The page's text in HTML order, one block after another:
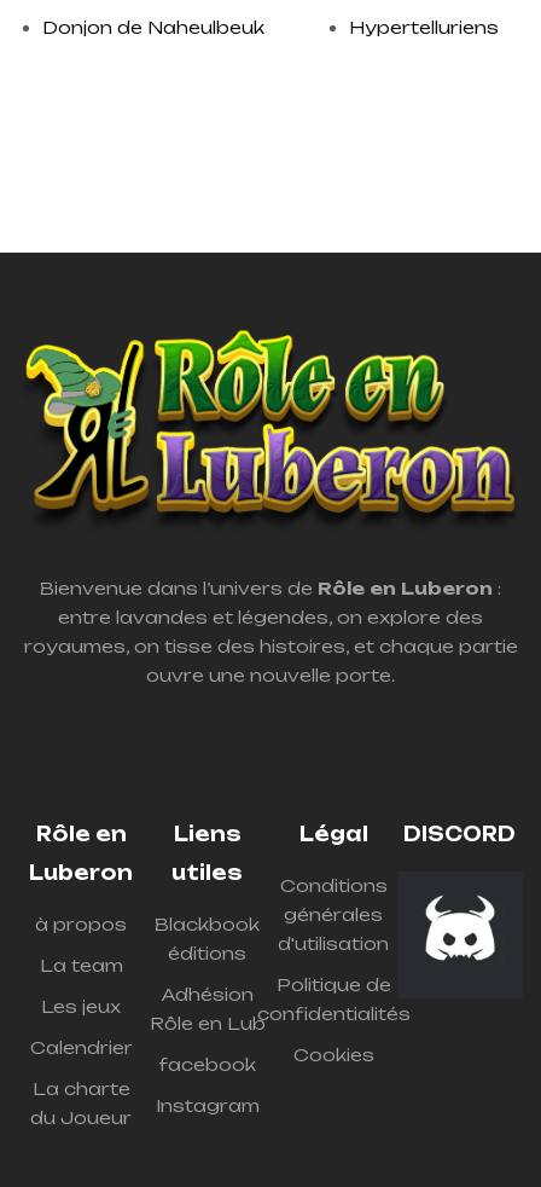
Donjon de Naheulbeuk Hypertelluriens
Bienvenue dans l’univers de Rôle en Luberon :
entre lavandes et légendes, on explore des
royaumes, on tisse des histoires, et chaque partie
ouvre une nouvelle porte.
Rôle en
Luberon
à propos
La team
Les jeux
Calendrier
La charte
du Joueur
Liens
utiles
Blackbook
éditions
Adhésion
Rôle en Lub
facebook
Instagram
Légal
Conditions
générales
d'utilisation
Politique de
confidentialités
Cookies
DISCORD